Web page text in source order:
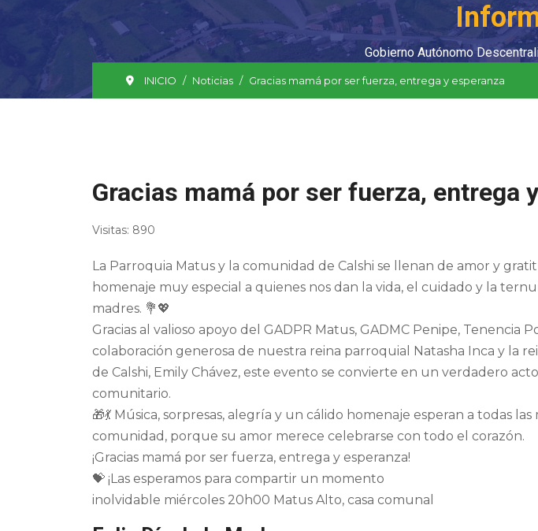
Gobierno Autónomo
INICIO Noticias Gracias mamá por ser fuerza, entrega y esperanza
Gracias mamá por ser fuerza, entrega
Visitas: 890
La Parroquia Matus y la comunidad de Calshi se llenan de amor y
homenaje muy especial a quienes nos dan la vida, el cuidado y la
madres. 💐💖
Gracias al valioso apoyo del GADPR Matus, GADMC Penipe, Tenencia
colaboración generosa de nuestra reina parroquial Natasha Inca y la
de Calshi, Emily Chávez, este evento se convierte en un verdadero
comunitario.
🎁💃 Música, sorpresas, alegría y un cálido homenaje esperan a todas
comunidad, porque su amor merece celebrarse con todo el corazón.
¡Gracias mamá por ser fuerza, entrega y esperanza!
💝 ¡Las esperamos para compartir un momento
inolvidable miércoles 20h00 Matus Alto, casa comunal